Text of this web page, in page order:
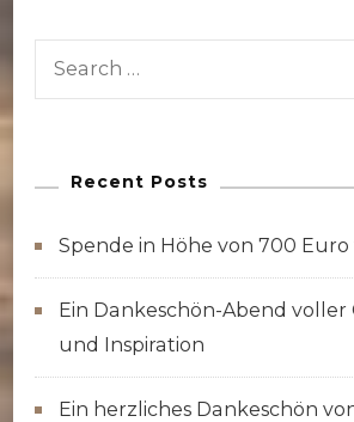
Search
Recent Posts
Spende in Höhe von 700
Ein Dankeschön-Abend voller
und Inspiration
Ein herzliches Dankeschön